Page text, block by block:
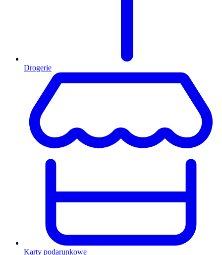
Drogerie
Karty podarunkowe